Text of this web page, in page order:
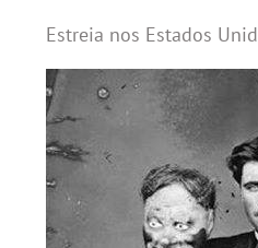
Estreia nos Estados